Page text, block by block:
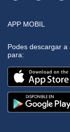
APP MOBIL
Podes descargar a
para: